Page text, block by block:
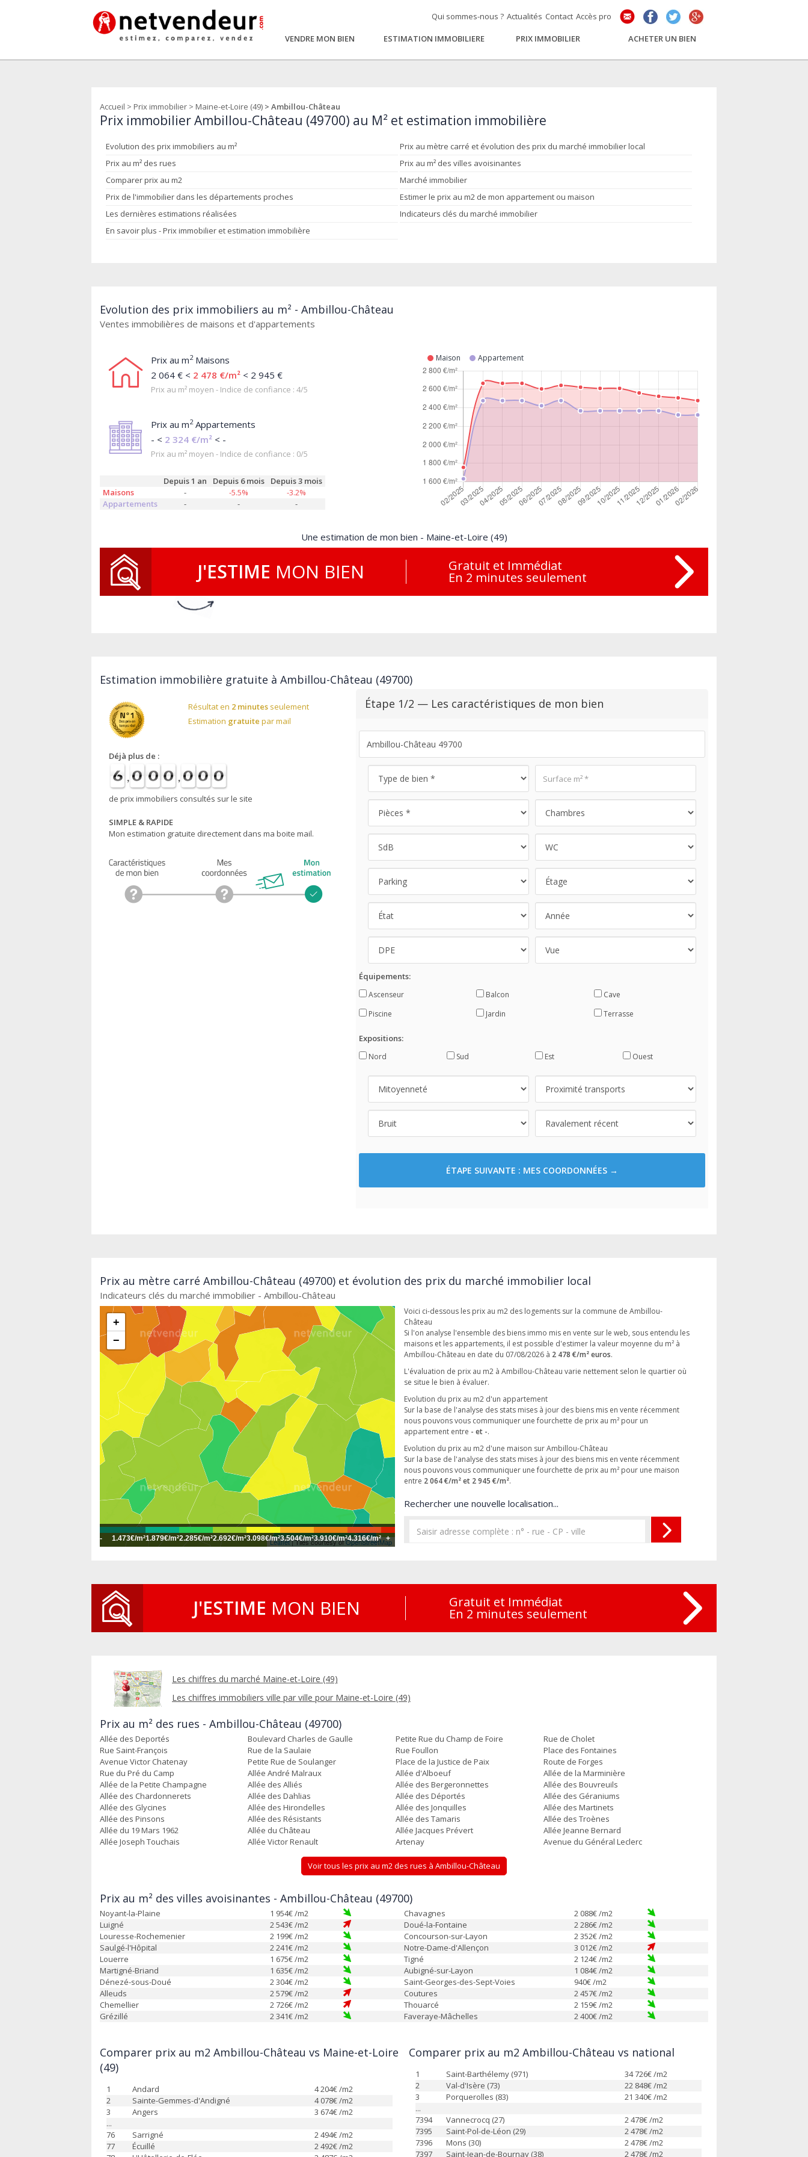
Qui sommes-nous ? Actualités Contact Accès pro
VENDRE MON BIEN ESTIMATION IMMOBILIERE PRIX IMMOBILIER ACHETER UN BIEN
Accueil > Prix immobilier > Maine-et-Loire (49) > Ambillou-Château
Prix immobilier Ambillou-Château (49700) au M² et estimation immobilière
Evolution des prix immobiliers au m²
Prix au mètre carré et évolution des prix du marché immobilier local
Prix au m² des rues
Prix au m² des villes avoisinantes
Comparer prix au m2
Marché immobilier
Prix de l'immobilier dans les départements proches
Estimer le prix au m2 de mon appartement ou maison
Les dernières estimations réalisées
Indicateurs clés du marché immobilier
En savoir plus - Prix immobilier et estimation immobilière
Evolution des prix immobiliers au m² - Ambillou-Château
Ventes immobilières de maisons et d'appartements
Prix au m2Maisons
2 064 € < 2 478 €/m² < 2 945 €
Prix au m² moyen - Indice de confiance : 4/5
Prix au m2Appartements
- < 2 324 €/m² < -
Prix au m² moyen - Indice de confiance : 0/5
Depuis 1 an Depuis 6 mois
Depuis 3 mois
Maisons
- -5.5%
-3.2%
Appartements
- - -
Maison Appartement
Une estimation de mon bien - Maine-et-Loire (49)
J'ESTIME MON BIEN Gratuit et Immédiat
En 2 minutes seulement
Estimation immobilière gratuite à Ambillou-Château (49700)
Résultat en 2 minutesseulement
Estimation gratuite par mail
Déjà plus de :
de prix immobiliers consultés sur le site
SIMPLE & RAPIDE
Mon estimation gratuite directement dans ma boite mail.
Étape 1/2 — Les caractéristiques de mon bien
Équipements:
Ascenseur Balcon
Cave
Piscine
Jardin Terrasse
Expositions:
Nord Sud Est Ouest
ÉTAPE SUIVANTE : MES COORDONNÉES →
Prix au mètre carré Ambillou-Château (49700) et évolution des prix du marché immobilier local
Indicateurs clés du marché immobilier - Ambillou-Château
+
−
Leaflet| Tiles courtesy ofOpenStreetMap
- 1.473€/m²1.879€/m²2.285€/m²2.692€/m²3.098€/m²3.504€/m²3.910€/m²4.316€/m² +
Voici ci-dessous les prix au m2 des logements sur la commune de Ambillou-
Château
Si l'on analyse l'ensemble des biens immo mis en vente sur le web, sous entendu les
maisons et les appartements, il est possible d'estimer la valeur moyenne du m² à
Ambillou-Château en date du 07/08/2026 à 2 478 €/m² euros.
L'évaluation de prix au m2 à Ambillou-Château varie nettement selon le quartier où
se situe le bien à évaluer.
Evolution du prix au m2 d'un appartement
Sur la base de l'analyse des stats mises à jour des biens mis en vente récemment
nous pouvons vous communiquer une fourchette de prix au m² pour un
appartement entre - et -.
Evolution du prix au m2 d'une maison sur Ambillou-Château
Sur la base de l'analyse des stats mises à jour des biens mis en vente récemment
nous pouvons vous communiquer une fourchette de prix au m² pour une maison
entre 2 064 €/m² et 2 945 €/m².
Rechercher une nouvelle localisation...
J'ESTIME MON BIEN Gratuit et Immédiat
En 2 minutes seulement
Les chiffres du marché Maine-et-Loire (49)
Les chiffres immobiliers ville par ville pour Maine-et-Loire (49)
Prix au m² des rues - Ambillou-Château (49700)
Allée des Deportés Boulevard Charles de Gaulle Petite Rue du Champ de Foire
Rue de Cholet
Rue Saint-François
Rue de la Saulaie Rue Foullon
Place des Fontaines
Avenue Victor Chatenay
Petite Rue de Soulanger Place de la Justice de Paix
Route de Forges
Rue du Pré du Camp
Allée André Malraux Allée d'Alboeuf
Allée de la Marminière
Allée de la Petite Champagne
Allée des Alliés Allée des Bergeronnettes
Allée des Bouvreuils
Allée des Chardonnerets
Allée des Dahlias Allée des Déportés
Allée des Géraniums
Allée des Glycines
Allée des Hirondelles Allée des Jonquilles
Allée des Martinets
Allée des Pinsons
Allée des Résistants Allée des Tamaris
Allée des Troènes
Allée du 19 Mars 1962
Allée du Château Allée Jacques Prévert
Allée Jeanne Bernard
Allée Joseph Touchais
Allée Victor Renault Artenay Avenue du Général Leclerc
Voir tous les prix au m2 des rues à Ambillou-Château
Prix au m² des villes avoisinantes - Ambillou-Château (49700)
Noyant-la-Plaine 1 954€ /m2
Luigné
2 543€ /m2
Louresse-Rochemenier
2 199€ /m2
Saulgé-l'Hôpital
2 241€ /m2
Louerre
1 675€ /m2
Martigné-Briand
1 635€ /m2
Dénezé-sous-Doué
2 304€ /m2
Alleuds
2 579€ /m2
Chemellier
2 726€ /m2
Grézillé
2 341€ /m2
Chavagnes 2 088€ /m2
Doué-la-Fontaine
2 286€ /m2
Concourson-sur-Layon
2 352€ /m2
Notre-Dame-d'Allençon
3 012€ /m2
Tigné
2 124€ /m2
Aubigné-sur-Layon
1 084€ /m2
Saint-Georges-des-Sept-Voies
940€ /m2
Coutures
2 457€ /m2
Thouarcé
2 159€ /m2
Faveraye-Mâchelles
2 400€ /m2
Comparer prix au m2 Ambillou-Château vs Maine-et-Loire
(49)
1 Andard 4 204€ /m2
2
Sainte-Gemmes-d'Andigné 4 078€ /m2
3
Angers 3 674€ /m2
...
76
Sarrigné 2 494€ /m2
77
Écuillé 2 492€ /m2
Comparer prix au m2 Ambillou-Château vs national
1 Saint-Barthélemy (971) 34 726€ /m2
2
Val-d'Isère (73) 22 848€ /m2
3
Porquerolles (83) 21 340€ /m2
...
7394
Vannecrocq (27) 2 478€ /m2
7395
Saint-Pol-de-Léon (29) 2 478€ /m2
7396
Mons (30) 2 478€ /m2
7397
Saint-Jean-de-Bournay (38) 2 478€ /m2